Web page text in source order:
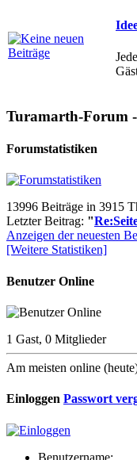
Turamarth-Forum
Forumstatistiken
13996 Beiträge in 3915
Letzter Beitrag: "
Anzeigen der neuesten
[Weitere Statistiken]
Benutzer Online
1 Gast, 0 Mitglieder
Am meisten online
Einloggen Passwort
Benutzername: